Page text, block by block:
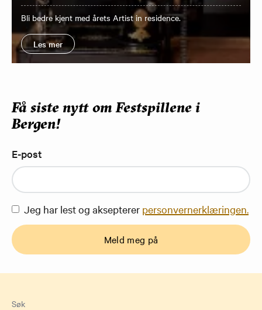
Bli bedre kjent med årets Artist in residence.
Les mer
Få siste nytt om Festspillene i
Bergen!
E-post
Jeg har lest og aksepterer personvernerklæringen.
Meld meg på
Søk